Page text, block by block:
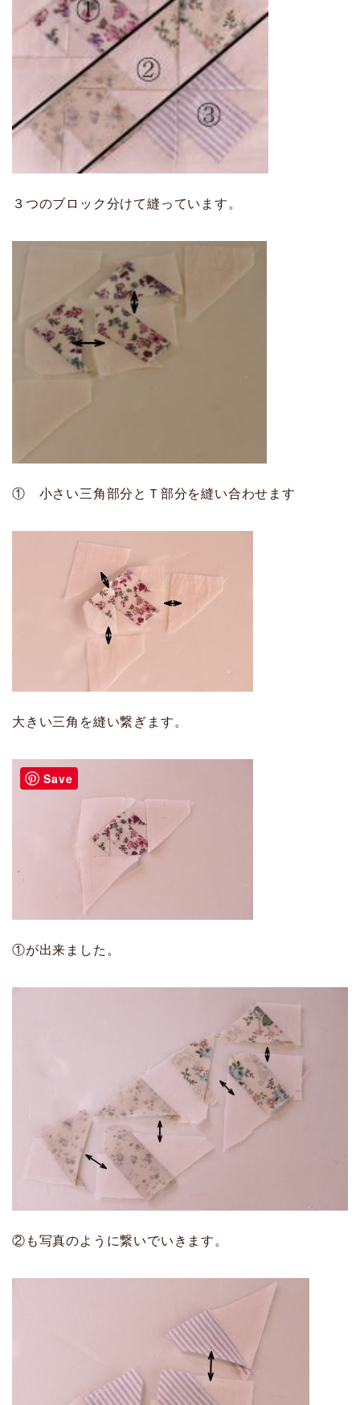
３つのブロック分けて縫っています。
① 小さい三角部分とＴ部分を縫い合わせます
大きい三角を縫い繋ぎます。
①が出来ました。
②も写真のように繋いでいきます。
Save